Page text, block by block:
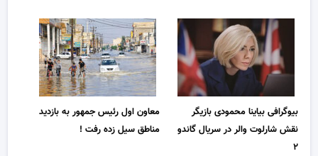
بیوگرافی بیاینا محمودی بازیگر
نقش شارلوت والر در سریال گاندو
۲
معاون اول رئیس جمهور به بازدید
مناطق سیل زده رفت !